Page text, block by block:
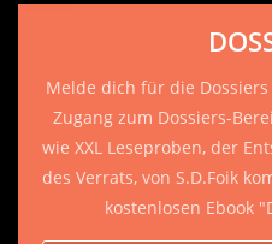
Melde dich für die
Zugang zum Dossiers-
wie XXL Leseproben, der
des Verrats, von S.D.Foik
kostenlosen Ebook